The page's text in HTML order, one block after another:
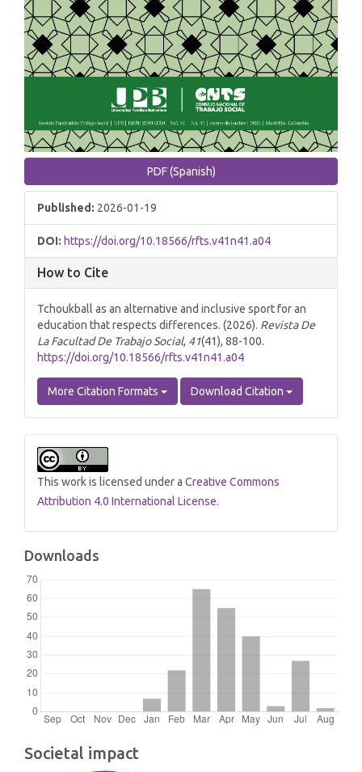
PDF (Spanish)
Published: 2026-01-19
DOI: https://doi.org/10.18566/rfts.v41n41.a04
How to Cite
Tchoukball as an alternative and inclusive sport for an
education that respects differences. (2026). Revista De
La Facultad De Trabajo Social, 41(41), 88-100.
https://doi.org/10.18566/rfts.v41n41.a04
More Citation Formats Download Citation
This work is licensed under a Creative Commons
Attribution 4.0 International License.
Downloads
Societal impact